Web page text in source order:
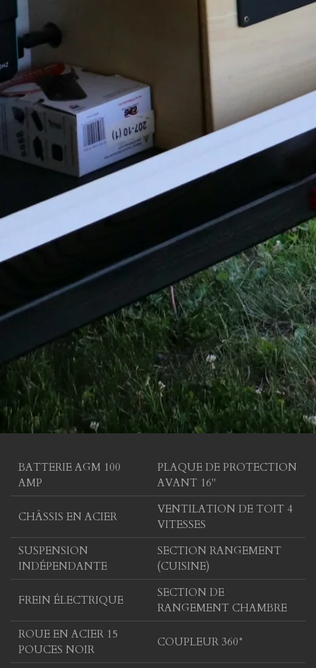
BATTERIE AGM 100
AMP
PLAQUE DE PROTECTION
AVANT 16''
CHÂSSIS EN ACIER
VENTILATION DE TOIT 4
VITESSES
SUSPENSION
INDÉPENDANTE
SECTION RANGEMENT
(CUISINE)
FREIN ÉLECTRIQUE
SECTION DE
RANGEMENT CHAMBRE
ROUE EN ACIER 15
POUCES NOIR
COUPLEUR 360°